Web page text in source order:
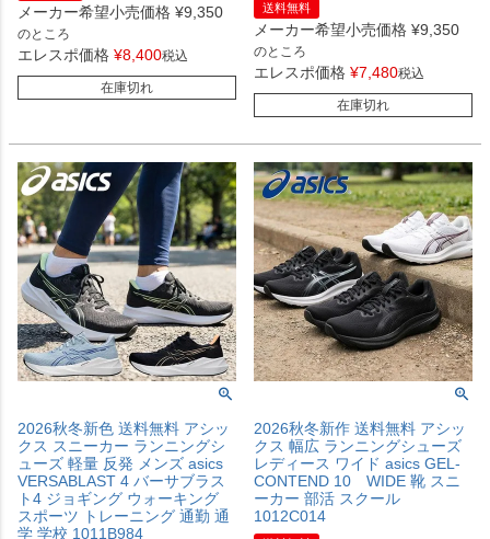
メーカー希望小売価格 ¥9,350
のところ
エレスポ価格 ¥8,400税込
在庫切れ
送料無料
メーカー希望小売価格 ¥9,350
のところ
エレスポ価格 ¥7,480税込
在庫切れ
2026秋冬新色 送料無料 アシッ
クス スニーカー ランニングシ
ューズ 軽量 反発 メンズ asics
VERSABLAST 4 バーサブラス
ト4 ジョギング ウォーキング
スポーツ トレーニング 通勤 通
学 学校 1011B984
2026秋冬新作 送料無料 アシッ
クス 幅広 ランニングシューズ
レディース ワイド asics GEL-
CONTEND 10 WIDE 靴 スニ
ーカー 部活 スクール
1012C014